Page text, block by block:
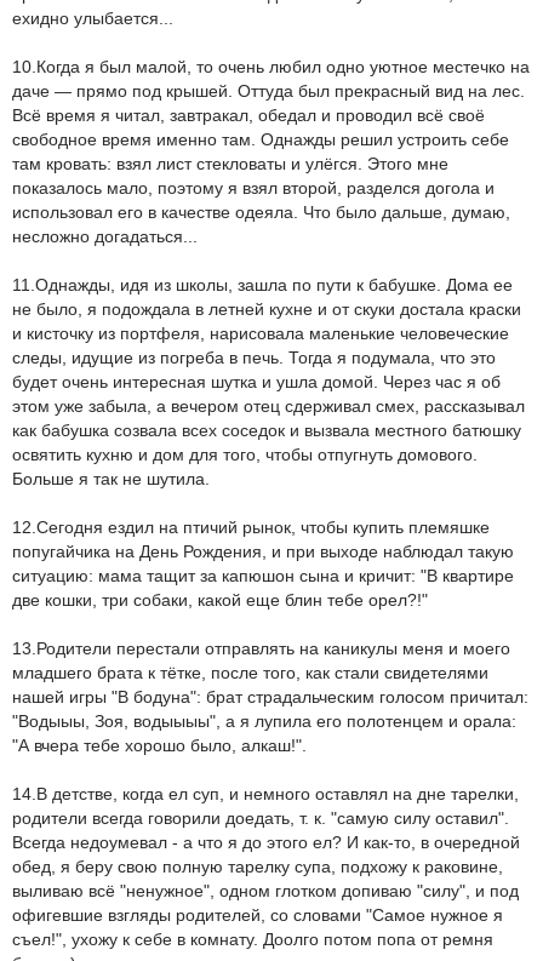
ехидно улыбается...
10.Когда я был малой, то очень любил одно уютное местечко на
даче — прямо под крышей. Оттуда был прекрасный вид на лес.
Всё время я читал, завтракал, обедал и проводил всё своё
свободное время именно там. Однажды решил устроить себе
там кровать: взял лист стекловаты и улёгся. Этого мне
показалось мало, поэтому я взял второй, разделся догола и
использовал его в качестве одеяла. Что было дальше, думаю,
несложно догадаться...
11.Однажды, идя из школы, зашла по пути к бабушке. Дома ее
не было, я подождала в летней кухне и от скуки достала краски
и кисточку из портфеля, нарисовала маленькие человеческие
следы, идущие из погреба в печь. Тогда я подумала, что это
будет очень интересная шутка и ушла домой. Через час я об
этом уже забыла, а вечером отец сдерживал смех, рассказывал
как бабушка созвала всех соседок и вызвала местного батюшку
освятить кухню и дом для того, чтобы отпугнуть домового.
Больше я так не шутила.
12.Сегодня ездил на птичий рынок, чтобы купить племяшке
попугайчика на День Рождения, и при выходе наблюдал такую
ситуацию: мама тащит за капюшон сына и кричит: "В квартире
две кошки, три собаки, какой еще блин тебе орел?!"
13.Родители перестали отправлять на каникулы меня и моего
младшего брата к тётке, после того, как стали свидетелями
нашей игры "В бодуна": брат страдальческим голосом причитал:
"Водыыы, Зоя, водыыыы", а я лупила его полотенцем и орала:
"А вчера тебе хорошо было, алкаш!".
14.В детстве, когда ел суп, и немного оставлял на дне тарелки,
родители всегда говорили доедать, т. к. "самую силу оставил".
Всегда недоумевал - а что я до этого ел? И как-то, в очередной
обед, я беру свою полную тарелку супа, подхожу к раковине,
выливаю всё "ненужное", одном глотком допиваю "силу", и под
офигевшие взгляды родителей, со словами "Самое нужное я
съел!", ухожу к себе в комнату. Доолго потом попа от ремня